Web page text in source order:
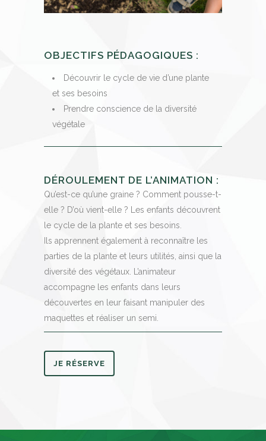
OBJECTIFS PÉDAGOGIQUES :
Découvrir le cycle de vie d’une plante
et ses besoins
Prendre conscience de la diversité
végétale
DÉROULEMENT DE L’ANIMATION :
Qu’est-ce qu’une graine ? Comment pousse-t-
elle ? D’où vient-elle ? Les enfants découvrent
le cycle de la plante et ses besoins.
Ils apprennent également à reconnaître les
parties de la plante et leurs utilités, ainsi que la
diversité des végétaux. L’animateur
accompagne les enfants dans leurs
découvertes en leur faisant manipuler des
maquettes et réaliser un semi.
JE RÉSERVE